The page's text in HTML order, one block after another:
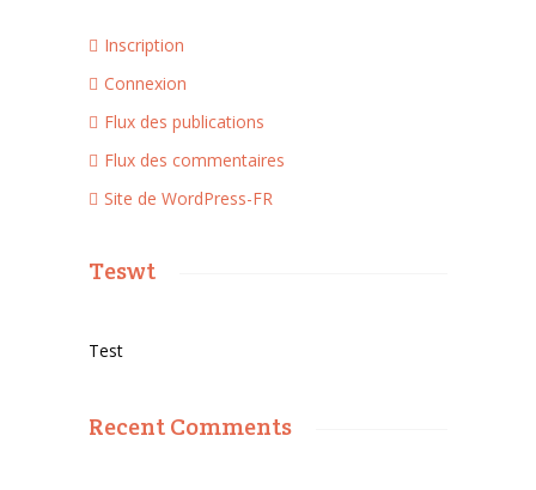
Inscription
Connexion
Flux des publications
Flux des commentaires
Site de WordPress-FR
Teswt
Test
Recent Comments